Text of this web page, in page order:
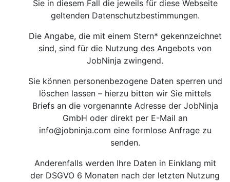
Sie in diesem Fall die jeweils für diese Webseite
geltenden Datenschutzbestimmungen.
Die Angabe, die mit einem Stern* gekennzeichnet
sind, sind für die Nutzung des Angebots von
JobNinja zwingend.
Sie können personenbezogene Daten sperren und
löschen lassen – hierzu bitten wir Sie mittels
Briefs an die vorgenannte Adresse der JobNinja
GmbH oder direkt per E-Mail an
info@jobninja.com eine formlose Anfrage zu
senden.
Anderenfalls werden Ihre Daten in Einklang mit
der DSGVO 6 Monaten nach der letzten Nutzung